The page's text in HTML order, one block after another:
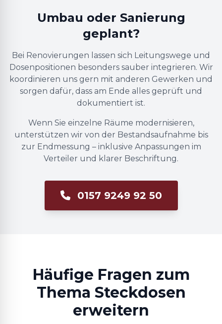
Umbau oder Sanierung
geplant?
Bei Renovierungen lassen sich Leitungswege und
Dosenpositionen besonders sauber integrieren. Wir
koordinieren uns gern mit anderen Gewerken und
sorgen dafür, dass am Ende alles geprüft und
dokumentiert ist.
Wenn Sie einzelne Räume modernisieren,
unterstützen wir von der Bestandsaufnahme bis
zur Endmessung – inklusive Anpassungen im
Verteiler und klarer Beschriftung.
0157 9249 92 50
Häufige Fragen zum
Thema Steckdosen
erweitern